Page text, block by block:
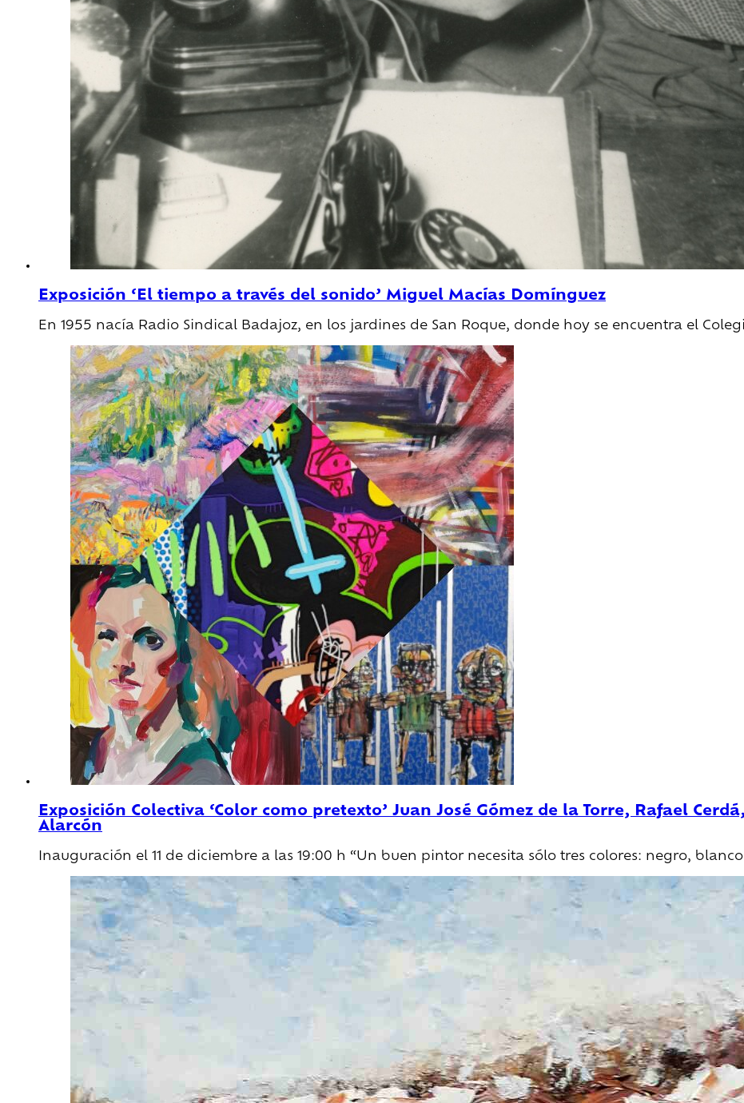
Exposición ‘El tiempo a través del sonido’ Miguel Macías Domínguez
En 1955 nacía Radio Sindical Badajoz, en los jardines de San Roque, donde hoy se encuentra el
Exposición Colectiva ‘Color como pretexto’ Juan José Gómez de la Torre, Rafael
Alarcón
Inauguración el 11 de diciembre a las 19:00 h “Un buen pintor necesita sólo tres colores: negro, blanco